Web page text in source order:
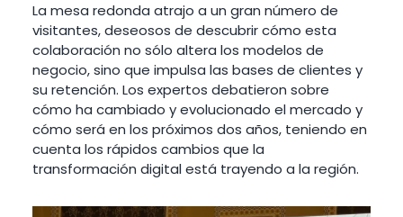
La mesa redonda atrajo a un gran número de
visitantes, deseosos de descubrir cómo esta
colaboración no sólo altera los modelos de
negocio, sino que impulsa las bases de clientes y
su retención. Los expertos debatieron sobre
cómo ha cambiado y evolucionado el mercado y
cómo será en los próximos dos años, teniendo en
cuenta los rápidos cambios que la
transformación digital está trayendo a la región.